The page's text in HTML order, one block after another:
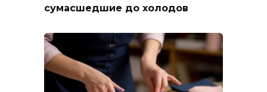
сумасшедшие до холодов